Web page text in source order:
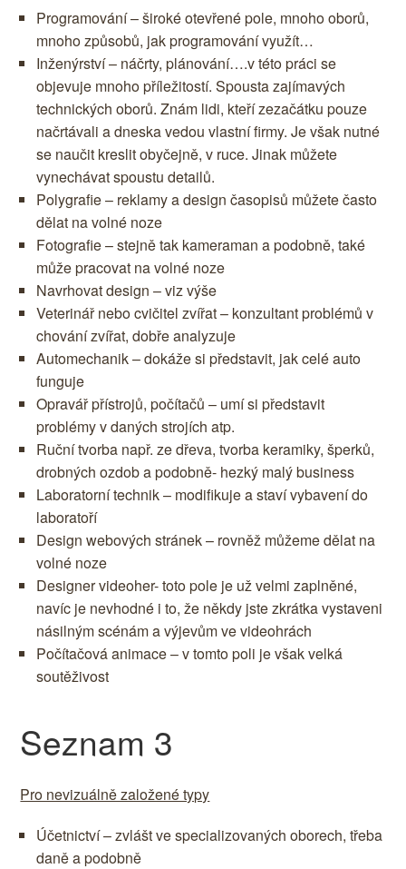
Programování – široké otevřené pole, mnoho oborů,
mnoho způsobů, jak programování využít…
Inženýrství – náčrty, plánování….v této práci se
objevuje mnoho příležitostí. Spousta zajímavých
technických oborů. Znám lidi, kteří zezačátku pouze
načrtávali a dneska vedou vlastní firmy. Je však nutné
se naučit kreslit obyčejně, v ruce. Jinak můžete
vynechávat spoustu detailů.
Polygrafie – reklamy a design časopisů můžete často
dělat na volné noze
Fotografie – stejně tak kameraman a podobně, také
může pracovat na volné noze
Navrhovat design – viz výše
Veterinář nebo cvičitel zvířat – konzultant problémů v
chování zvířat, dobře analyzuje
Automechanik – dokáže si představit, jak celé auto
funguje
Opravář přístrojů, počítačů – umí si představit
problémy v daných strojích atp.
Ruční tvorba např. ze dřeva, tvorba keramiky, šperků,
drobných ozdob a podobně- hezký malý business
Laboratorní technik – modifikuje a staví vybavení do
laboratoří
Design webových stránek – rovněž můžeme dělat na
volné noze
Designer videoher- toto pole je už velmi zaplněné,
navíc je nevhodné i to, že někdy jste zkrátka vystaveni
násilným scénám a výjevům ve videohrách
Počítačová animace – v tomto poli je však velká
soutěživost
Seznam 3
Pro nevizuálně založené typy
Účetnictví – zvlášt ve specializovaných oborech, třeba
daně a podobně